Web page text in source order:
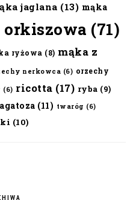
jaglana (13) mąka
orkiszowa (71)
ryżowa (8) mąka z
nerkowca (6) orzechy
(6) ricotta (17) ryba (9)
(11) twaróg (6)
(10)